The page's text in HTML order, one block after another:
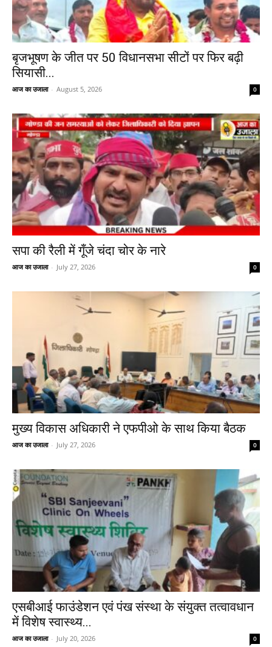
बृजभूषण के जीत पर 50 विधानसभा सीटों पर फिर बढ़ी
सियासी...
आज का उजाला - August 5, 2026 0
सपा की रैली में गूँजे चंदा चोर के नारे
आज का उजाला - July 27, 2026 0
मुख्य विकास अधिकारी ने एफपीओ के साथ किया बैठक
आज का उजाला - July 27, 2026 0
एसबीआई फाउंडेशन एवं पंख संस्था के संयुक्त तत्वावधान
में विशेष स्वास्थ्य...
आज का उजाला - July 20, 2026 0